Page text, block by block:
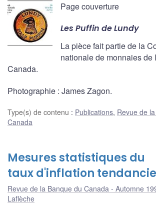
Page couverture
Les Puffin de Lundy
La pièce fait partie de la
nationale de monnaies de
Canada.
Photographie : James Zagon.
Type(s) de contenu : Publications, Revue de
Canada
Mesures statistiques du
taux d'inflation
Revue de la Banque du Canada - Automne
Laflèche